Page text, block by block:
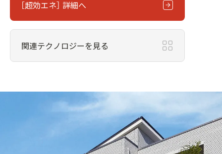
［超効エネ］ 詳細へ
関連テクノロジーを見る